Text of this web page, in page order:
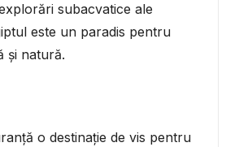
subacvatice ale
este un paradis pentru
și natură.
o destinație de vis pentru